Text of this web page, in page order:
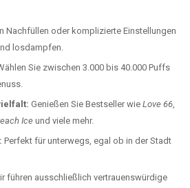
Nachfüllen oder komplizierte Einstellungen
losdampfen.
Sie zwischen 3.000 bis 40.000 Puffs
Genießen Sie Bestseller wie Love 66,
Iceund viele mehr.
Perfekt für unterwegs, egal ob in der Stadt
führen ausschließlich vertrauenswürdige